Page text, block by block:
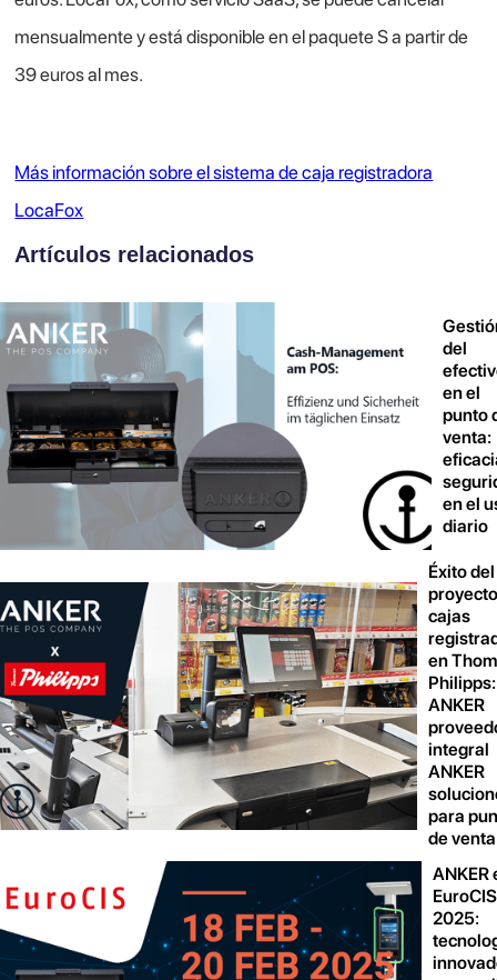
mensualmente y está disponible en el paquete S a partir de
39 euros al mes.
Más información sobre el sistema de caja registradora
LocaFox
Artículos relacionados
del
en el
punto
venta:
en el
diario
Éxito del
cajas
en
Philipps:
ANKER
integral
ANKER
para
de venta
ANKER
EuroCIS
2025: